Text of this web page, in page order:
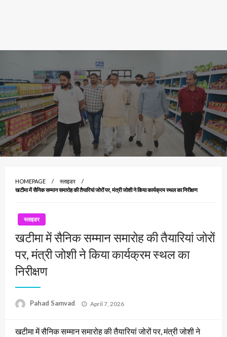
HOMEPAGE
स्लाइडर
खटीमा में सैनिक सम्मान समारोह की तैयारियां जोरों पर, मंत्री जोशी ने किया कार्यक्रम स्थल का निरीक्षण
स्लाइडर
खटीमा में सैनिक सम्मान समारोह की तैयारियां जोरों
पर, मंत्री जोशी ने किया कार्यक्रम स्थल का
निरीक्षण
Pahad Samvad
Posted
April 7, 2026
खटीमा में सैनिक सम्मान समारोह की तैयारियां जोरों पर, मंत्री जोशी ने